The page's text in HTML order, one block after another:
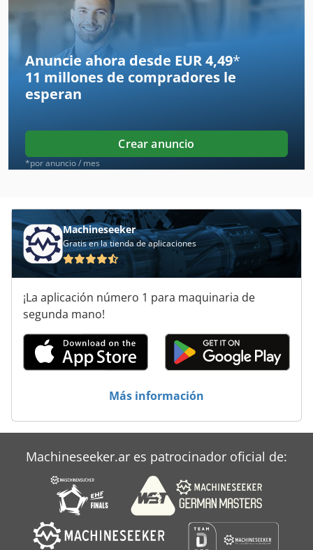
Bomag Bw 100 Ad-5
Bomag Bw 100 Adm 2
Bomag Bw 120
Bomag Bw 120 Ad 4
Bomag Bw 120 Ad 5
Bomag Bw 138 Ad
Bomag Bw 213 D-5
Bomag Bw 216 D 4
Bomag Bw 75 S
Bomag Bw 80
Bomag Bw 80 Ad
Bomag Bw 80 Ad 2
Bomag Bw 80 Adh 2
Bomag Bw 85 T
Bomag Bw 90 Ad
Anuncie ahora desde EUR 4,49*
11 millones de compradores le
esperan
Crear anuncio
*por anuncio / mes
Machineseeker
Gratis en la tienda de aplicaciones
¡La aplicación número 1 para maquinaria de
segunda mano!
Más información
Machineseeker.ar es patrocinador oficial de: